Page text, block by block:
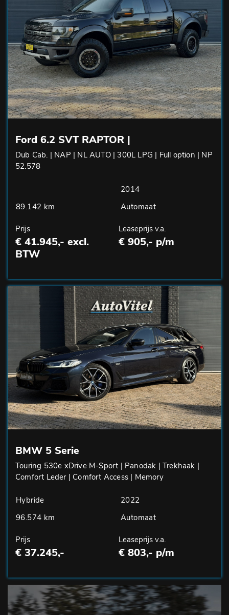
Ford 6.2 SVT RAPTOR |
Dub Cab. | NAP | NL AUTO | 300L LPG | Full option | NP
52.578
2014
89.142 km
Automaat
Prijs
€ 41.945,- excl.
BTW
Leaseprijs v.a.
€ 905,- p/m
BMW 5 Serie
Touring 530e xDrive M-Sport | Panodak | Trekhaak |
Comfort Leder | Comfort Access | Memory
Hybride
2022
96.574 km
Automaat
Prijs
€ 37.245,-
Leaseprijs v.a.
€ 803,- p/m